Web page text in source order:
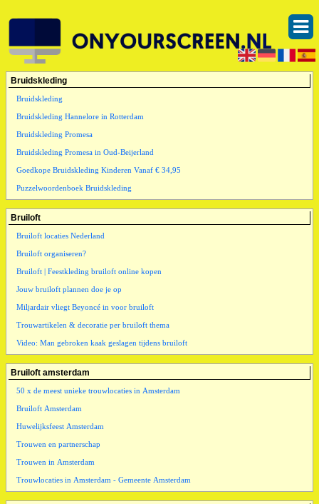
Bruidskleding
Bruidskleding
Bruidskleding Hannelore in Rotterdam
Bruidskleding Promesa
Bruidskleding Promesa in Oud-Beijerland
Goedkope Bruidskleding Kinderen Vanaf € 34,95
Puzzelwoordenboek Bruidskleding
Bruiloft
Bruiloft locaties Nederland
Bruiloft organiseren?
Bruiloft | Feestkleding bruiloft online kopen
Jouw bruiloft plannen doe je op
Miljardair vliegt Beyoncé in voor bruiloft
Trouwartikelen & decoratie per bruiloft thema
Video: Man gebroken kaak geslagen tijdens bruiloft
Bruiloft amsterdam
50 x de meest unieke trouwlocaties in Amsterdam
Bruiloft Amsterdam
Huwelijksfeest Amsterdam
Trouwen en partnerschap
Trouwen in Amsterdam
Trouwlocaties in Amsterdam - Gemeente Amsterdam